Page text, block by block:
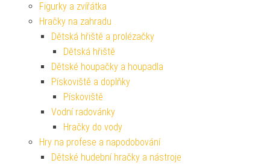
Figurky a zvířátka
Hračky na zahradu
Dětská hřiště a prolézačky
Dětská hřiště
Dětské houpačky a houpadla
Pískoviště a doplňky
Pískoviště
Vodní radovánky
Hračky do vody
Hry na profese a napodobování
Dětské hudební hračky a nástroje